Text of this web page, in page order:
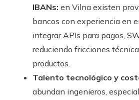
IBANs: en Vilna existen
bancos con experiencia en
integrar APIs para pagos,
reduciendo fricciones
productos.
Talento tecnológico y
abundan ingenieros,